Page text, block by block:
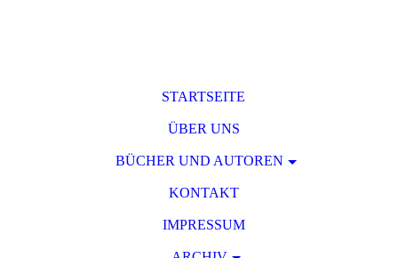
STARTSEITE
ÜBER UNS
BÜCHER UND AUTOREN
KONTAKT
IMPRESSUM